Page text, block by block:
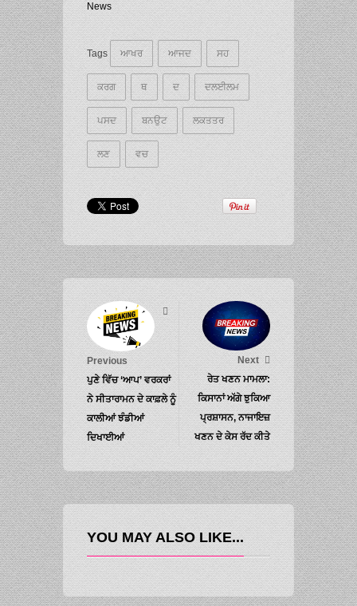
News
Tags ਆਖਰ ਆਜਦ ਸਹ
ਕਰਗ ਥ ਦ ਦਲਈਲਮ
ਪਸਦ ਬਨਉਟ ਲਕਤਤਰ
ਲਣ ਵਚ
Previous
ਪੁਣੇ ਵਿੱਚ ‘ਆਪ’ ਵਰਕਰਾਂ
ਨੇ ਸੀਤਾਰਾਮਨ ਦੇ ਕਾਫ਼ਲੇ ਨੂੰ
ਕਾਲੀਆਂ ਝੰਡੀਆਂ
ਦਿਖਾਈਆਂ
Next
ਰੇਤ ਖਣਨ ਮਾਮਲਾ:
ਕਿਸਾਨਾਂ ਅੱਗੇ ਝੁਕਿਆ
ਪ੍ਰਸ਼ਾਸਨ, ਨਾਜਾਇਜ਼
ਖਣਨ ਦੇ ਕੇਸ ਰੱਦ ਕੀਤੇ
YOU MAY ALSO LIKE...